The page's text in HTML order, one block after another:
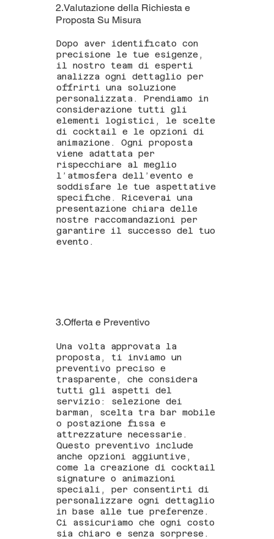
2.Valutazione della Richiesta e
Proposta Su Misura
Dopo aver identificato con
precisione le tue esigenze,
il nostro team di esperti
analizza ogni dettaglio per
offrirti una soluzione
personalizzata. Prendiamo in
considerazione tutti gli
elementi logistici, le scelte
di cocktail e le opzioni di
animazione. Ogni proposta
viene adattata per
rispecchiare al meglio
l’atmosfera dell’evento e
soddisfare le tue aspettative
specifiche. Riceverai una
presentazione chiara delle
nostre raccomandazioni per
garantire il successo del tuo
evento.
3.Offerta e Preventivo
Una volta approvata la
proposta, ti inviamo un
preventivo preciso e
trasparente, che considera
tutti gli aspetti del
servizio: selezione dei
barman, scelta tra bar mobile
o postazione fissa e
attrezzature necessarie.
Questo preventivo include
anche opzioni aggiuntive,
come la creazione di cocktail
signature o animazioni
speciali, per consentirti di
personalizzare ogni dettaglio
in base alle tue preferenze.
Ci assicuriamo che ogni costo
sia chiaro e senza sorprese.